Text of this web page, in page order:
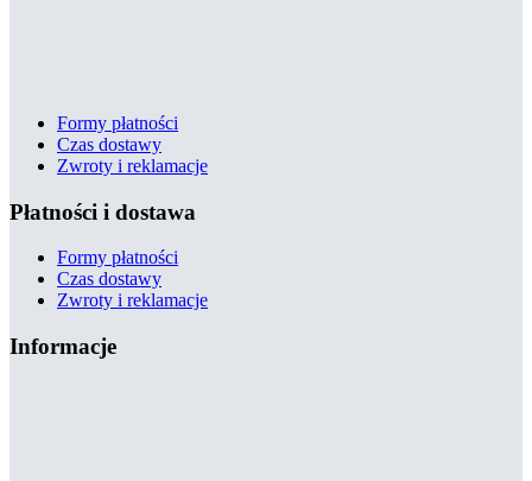
Formy płatności
Czas dostawy
Zwroty i reklamacje
Płatności i dostawa
Formy płatności
Czas dostawy
Zwroty i reklamacje
Informacje